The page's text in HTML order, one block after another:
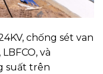
chống sét van
và
suất trên